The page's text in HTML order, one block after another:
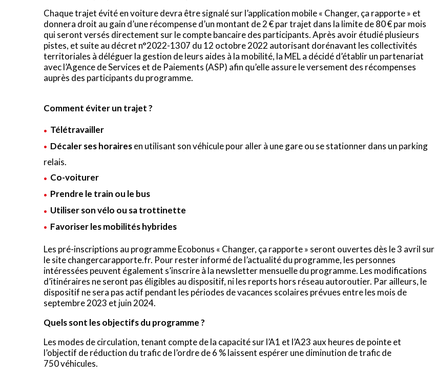
Chaque trajet évité en voiture devra être signalé sur l’application mobile « Changer, ça rapporte » et
donnera droit au gain d’une récompense d’un montant de 2 € par trajet dans la limite de 80 € par mois
qui seront versés directement sur le compte bancaire des participants. Après avoir étudié plusieurs
pistes, et suite au décret n°2022-1307 du 12 octobre 2022 autorisant dorénavant les collectivités
territoriales à déléguer la gestion de leurs aides à la mobilité, la MEL a décidé d’établir un partenariat
avec l’Agence de Services et de Paiements (ASP) afin qu’elle assure le versement des récompenses
auprès des participants du programme.
Comment éviter un trajet ?
Télétravailler
Décaler ses horairesen utilisant son véhicule pour aller à une gare ou se stationner dans un parking
relais.
Co-voiturer
Prendre le train ou le bus
Utiliser son vélo ou sa trottinette
Favoriser les mobilités hybrides
Les pré-inscriptions au programme Ecobonus « Changer, ça rapporte » seront ouvertes dès le 3 avril sur
le site changercarapporte.fr. Pour rester informé de l’actualité du programme, les personnes
intéressées peuvent également s’inscrire à la newsletter mensuelle du programme. Les modifications
d’itinéraires ne seront pas éligibles au dispositif, ni les reports hors réseau autoroutier. Par ailleurs, le
dispositif ne sera pas actif pendant les périodes de vacances scolaires prévues entre les mois de
septembre 2023 et juin 2024.
Quels sont les objectifs du programme ?
Les modes de circulation, tenant compte de la capacité sur l’A1 et l’A23 aux heures de pointe et
l’objectif de réduction du trafic de l’ordre de 6 % laissent espérer une diminution de trafic de
750 véhicules.